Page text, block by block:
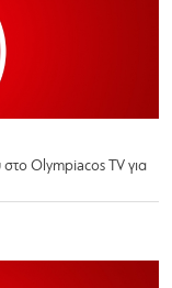
Olympiacos TV για